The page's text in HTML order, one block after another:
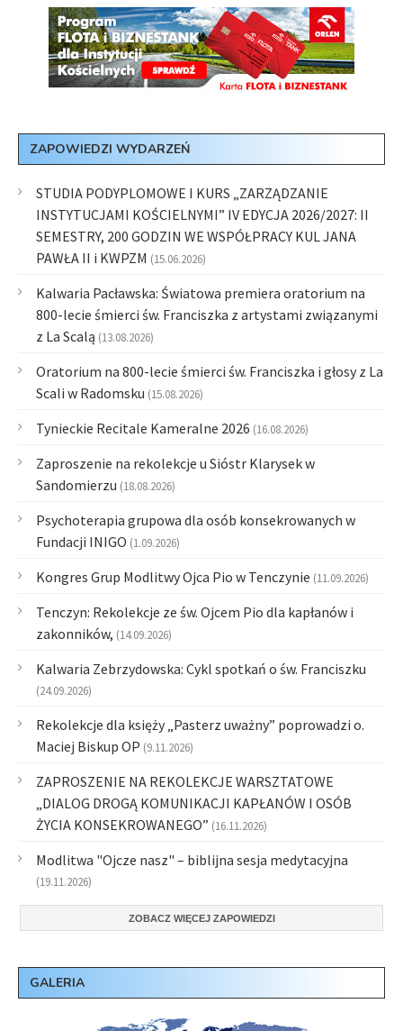
ZAPOWIEDZI WYDARZEŃ
STUDIA PODYPLOMOWE I KURS „ZARZĄDZANIE
INSTYTUCJAMI KOŚCIELNYMI” IV EDYCJA 2026/2027: II
SEMESTRY, 200 GODZIN WE WSPÓŁPRACY KUL JANA
PAWŁA II i KWPZM (15.06.2026)
Kalwaria Pacławska: Światowa premiera oratorium na
800-lecie śmierci św. Franciszka z artystami związanymi
z La Scalą (13.08.2026)
Oratorium na 800-lecie śmierci św. Franciszka i głosy z La
Scali w Radomsku (15.08.2026)
Tynieckie Recitale Kameralne 2026 (16.08.2026)
Zaproszenie na rekolekcje u Sióstr Klarysek w
Sandomierzu (18.08.2026)
Psychoterapia grupowa dla osób konsekrowanych w
Fundacji INIGO (1.09.2026)
Kongres Grup Modlitwy Ojca Pio w Tenczynie (11.09.2026)
Tenczyn: Rekolekcje ze św. Ojcem Pio dla kapłanów i
zakonników, (14.09.2026)
Kalwaria Zebrzydowska: Cykl spotkań o św. Franciszku
(24.09.2026)
Rekolekcje dla księży „Pasterz uważny” poprowadzi o.
Maciej Biskup OP (9.11.2026)
ZAPROSZENIE NA REKOLEKCJE WARSZTATOWE
„DIALOG DROGĄ KOMUNIKACJI KAPŁANÓW I OSÓB
ŻYCIA KONSEKROWANEGO” (16.11.2026)
Modlitwa "Ojcze nasz" – biblijna sesja medytacyjna
(19.11.2026)
ZOBACZ WIĘCEJ ZAPOWIEDZI
GALERIA